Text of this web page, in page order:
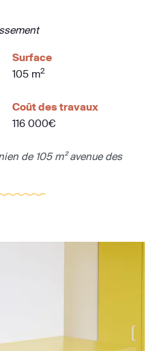
Surface
105 m2
Coût des travaux
116 000€
de 105 m² avenue des